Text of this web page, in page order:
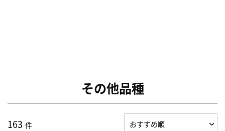
その他品種
163 件